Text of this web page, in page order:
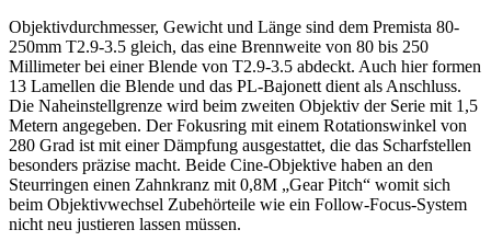
Objektivdurchmesser, Gewicht und Länge sind dem Premista 80-
250mm T2.9-3.5 gleich, das eine Brennweite von 80 bis 250
Millimeter bei einer Blende von T2.9-3.5 abdeckt. Auch hier formen
13 Lamellen die Blende und das PL-Bajonett dient als Anschluss.
Die Naheinstellgrenze wird beim zweiten Objektiv der Serie mit 1,5
Metern angegeben. Der Fokusring mit einem Rotationswinkel von
280 Grad ist mit einer Dämpfung ausgestattet, die das Scharfstellen
besonders präzise macht. Beide Cine-Objektive haben an den
Steurringen einen Zahnkranz mit 0,8M „Gear Pitch“ womit sich
beim Objektivwechsel Zubehörteile wie ein Follow-Focus-System
nicht neu justieren lassen müssen.